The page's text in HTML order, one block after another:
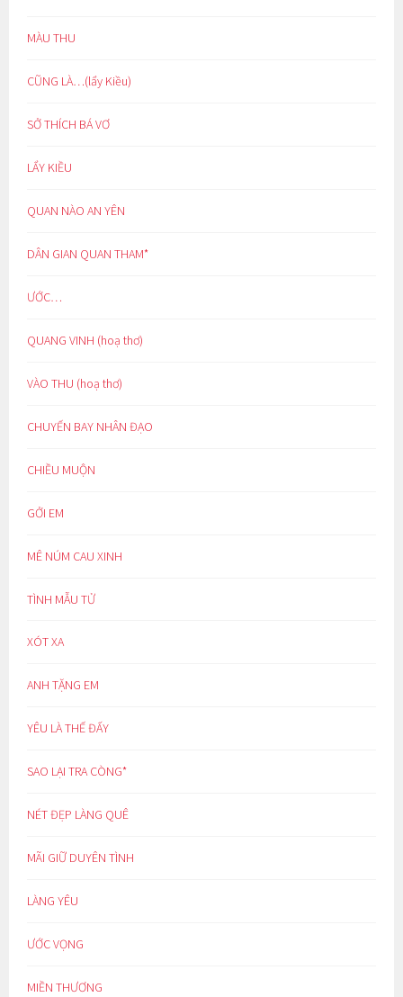
MÀU THU
CŨNG LÀ…(lẩy Kiều)
SỞ THÍCH BÁ VƠ
LẨY KIỀU
QUAN NÀO AN YÊN
DÂN GIAN QUAN THAM*
ƯỚC…
QUANG VINH (hoạ thơ)
VÀO THU (hoạ thơ)
CHUYẾN BAY NHÂN ĐẠO
CHIỀU MUỘN
GỞI EM
MÊ NÚM CAU XINH
TÌNH MẪU TỬ
XÓT XA
ANH TẶNG EM
YÊU LÀ THẾ ĐẤY
SAO LẠI TRA CÒNG*
NÉT ĐẸP LÀNG QUÊ
MÃI GIỮ DUYÊN TÌNH
LÀNG YÊU
ƯỚC VỌNG
MIỀN THƯƠNG